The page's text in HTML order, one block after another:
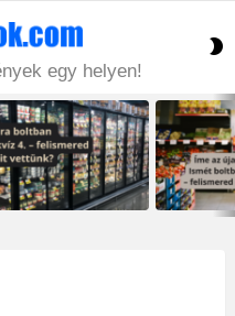
egy helyen!